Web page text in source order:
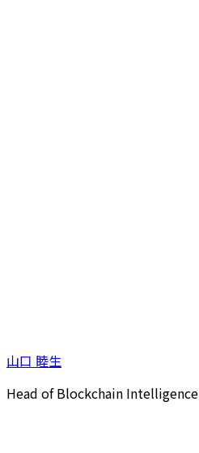
山口 睦生
Head of Blockchain Intelligence